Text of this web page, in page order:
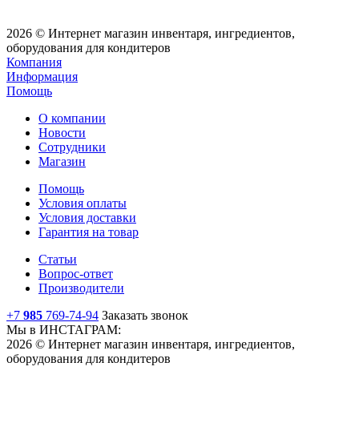
2026 © Интернет магазин инвентаря, ингредиентов,
оборудования для кондитеров
Компания
Информация
Помощь
О компании
Новости
Сотрудники
Магазин
Помощь
Условия оплаты
Условия доставки
Гарантия на товар
Статьи
Вопрос-ответ
Производители
+7 985 769-74-94 Заказать звонок
Мы в ИНСТАГРАМ:
2026 © Интернет магазин инвентаря, ингредиентов,
оборудования для кондитеров